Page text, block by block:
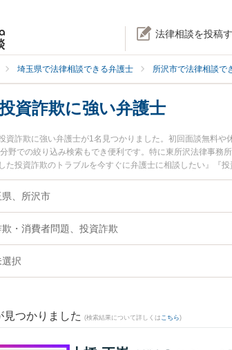
法律相談を投稿
埼玉県で法律相談できる弁護士 所沢市で法律相談で
資詐欺に強い弁護士
資詐欺に強い弁護士が1名見つかりました。初回面談無料
野での絞り込み検索もでき便利です。特に東所沢法律事
た投資詐欺のトラブルを今すぐに弁護士に相談したい』『
の弁護士に相談予約したい』などでお困りの相談者さんに
県、所沢市
欺・消費者問題、投資詐欺
選択
見つかりました (検索結果について詳しくは こちら)